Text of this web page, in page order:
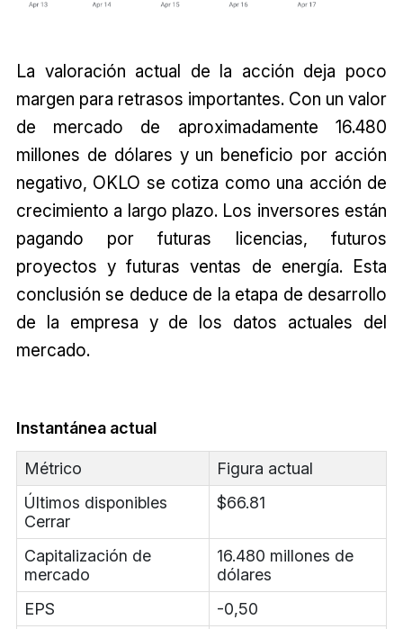
La valoración actual de la acción deja poco
margen para retrasos importantes. Con un valor
de mercado de aproximadamente 16.480
millones de dólares y un beneficio por acción
negativo, OKLO se cotiza como una acción de
crecimiento a largo plazo. Los inversores están
pagando por futuras licencias, futuros
proyectos y futuras ventas de energía. Esta
conclusión se deduce de la etapa de desarrollo
de la empresa y de los datos actuales del
mercado.
Instantánea actual
Métrico
Figura actual
Últimos disponibles
Cerrar
$66.81
Capitalización de
mercado
16.480 millones de
dólares
EPS
-0,50